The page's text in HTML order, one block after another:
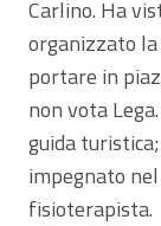
Carlino. Ha
organizzato
portare in
non vota
guida
impegnato
fisioterapista.